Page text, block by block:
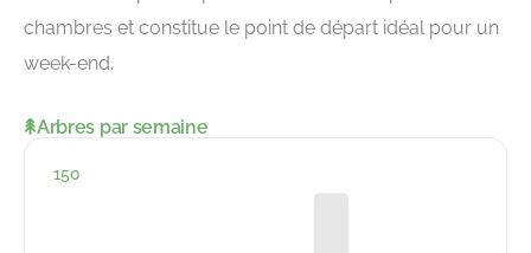
chambres et constitue le point de départ idéal pour un
week-end.
Arbres par semaine